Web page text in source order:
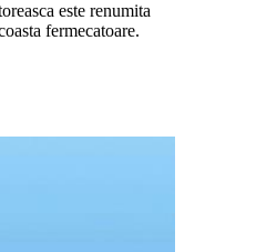
este renumita
fermecatoare.